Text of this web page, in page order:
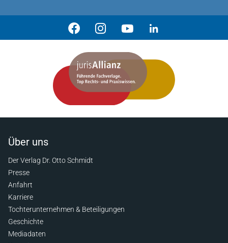
Über uns
Der Verlag Dr. Otto Schmidt
Presse
Anfahrt
Karriere
Tochterunternehmen & Beteiligungen
Geschichte
Mediadaten